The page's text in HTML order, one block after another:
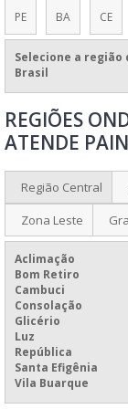
PAINEL DE CHAMADA
PAINEL DE
PAINEL DE COMANDO
PAINEL DE
PAINEL DE CONTROLE
PAINEL DE
PAINEL DE CONTROLE
PAINEL DE
PAINEL DE
PAINEL DE CONTROLE
PE BA CE
Selecione a região
Brasil
REGIÕES
ATENDE
Região Central
Zona Leste
Aclimação
Bom Retiro
Cambuci
Consolação
Glicério
Luz
República
Santa Efigênia
Vila Buarque